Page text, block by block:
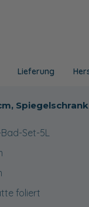
Lieferung
Set-5L
foliert